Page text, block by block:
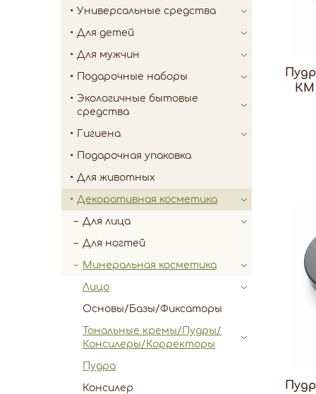
Универсальные средства
Для детей
Для мужчин
Подарочные наборы
Экологичные бытовые
средства
Гигиена
Подарочная упаковка
Для животных
Декоративная косметика
Для лица
Для ногтей
Минеральная косметика
Лицо
Основы/Базы/Фиксаторы
Тональные кремы/Пудры/
Консилеры/Корректоры
Пудра
Консилер
КМ